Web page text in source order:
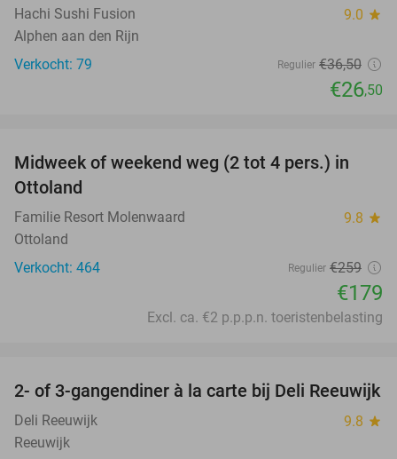
Hachi Sushi Fusion 9.0 star
Alphen aan den Rijn
Verkocht: 79
Regulier €36,50
€26,50
31%
Midweek of weekend weg (2 tot 4 pers.) in
Ottoland
Familie Resort Molenwaard 9.8 star
Ottoland
Verkocht: 464
Regulier €259
€179
Excl. ca. €2 p.p.p.n. toeristenbelasting
43%
2- of 3-gangendiner à la carte bij Deli Reeuwijk
Deli Reeuwijk 9.8 star
Reeuwijk